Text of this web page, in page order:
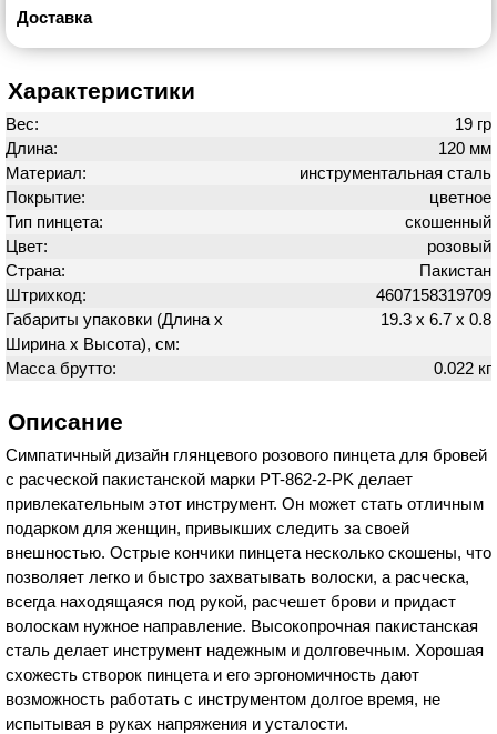
Доставка
Характеристики
Вес:
19 гр
Длина:
120 мм
Материал:
инструментальная сталь
Покрытие:
цветное
Тип пинцета:
скошенный
Цвет:
розовый
Страна:
Пакистан
Штрихкод:
4607158319709
Габариты упаковки (Длина х
Ширина х Высота), см:
19.3 х 6.7 х 0.8
Масса брутто: 0.022 кг
Описание
Симпатичный дизайн глянцевого розового пинцета для бровей
с расческой пакистанской марки PT-862-2-PK делает
привлекательным этот инструмент. Он может стать отличным
подарком для женщин, привыкших следить за своей
внешностью. Острые кончики пинцета несколько скошены, что
позволяет легко и быстро захватывать волоски, а расческа,
всегда находящаяся под рукой, расчешет брови и придаст
волоскам нужное направление. Высокопрочная пакистанская
сталь делает инструмент надежным и долговечным. Хорошая
схожесть створок пинцета и его эргономичность дают
возможность работать с инструментом долгое время, не
испытывая в руках напряжения и усталости.